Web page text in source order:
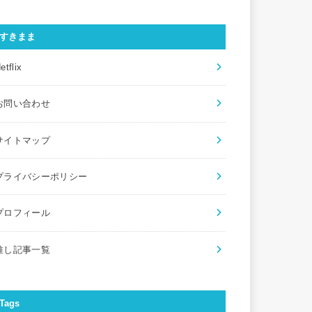
きまま
問い合わせ
イトマップ
ライバシーポリシー
ロフィール
し記事一覧